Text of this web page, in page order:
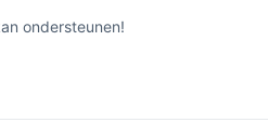
ondersteunen!